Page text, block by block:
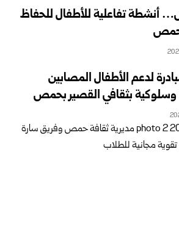
أنشطة تفاعلية للأطفال للحفاظ
حمص
لدعم الأطفال المصابين
بثقافي القصير بحمص